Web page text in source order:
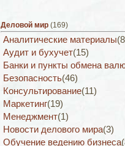
Деловой мир (169)
Аналитические материалы
Аудит и бухучет(15)
Банки и пункты обмена
Безопасность(46)
Консультирование(11)
Маркетинг(19)
Менеджмент(1)
Новости делового мира(3)
Обучение ведению бизнеса